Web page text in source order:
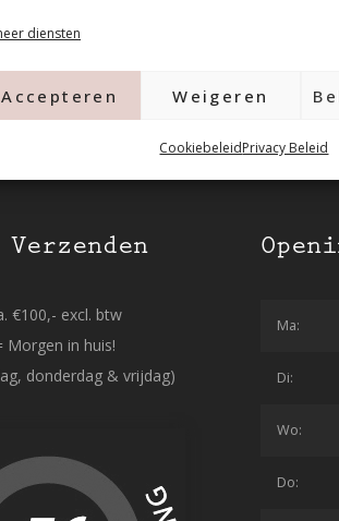
diensten
Accepteren Weigeren
CookiebeleidPrivacy Beleid
€100,- excl. btw
Morgen in huis!
donderdag & vrijdag)
Ma:
Di:
Wo:
Do: